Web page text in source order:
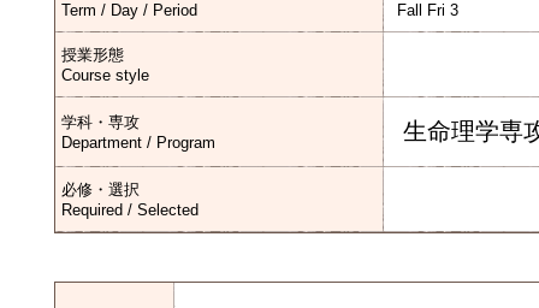
Term / Day / Period
Fall Fri 3
授業形態
Course style
学科・専攻
Department / Program
生命理学専
必修・選択
Required / Selected